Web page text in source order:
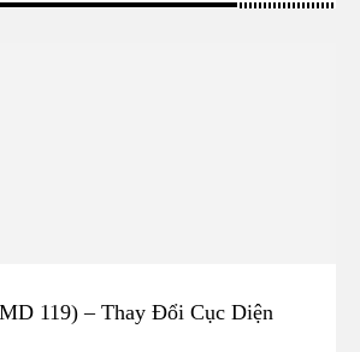
119) – Thay Đổi Cục Diện